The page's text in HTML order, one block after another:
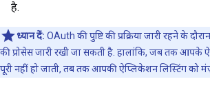
है.
ध्यान दें: OAuth की पुष्टि की प्रक्रिया जारी रहने के
की प्रोसेस जारी रखी जा सकती है. हालांकि, जब तक आपके
पूरी नहीं हो जाती, तब तक आपकी ऐप्लिकेशन लिस्टिंग को